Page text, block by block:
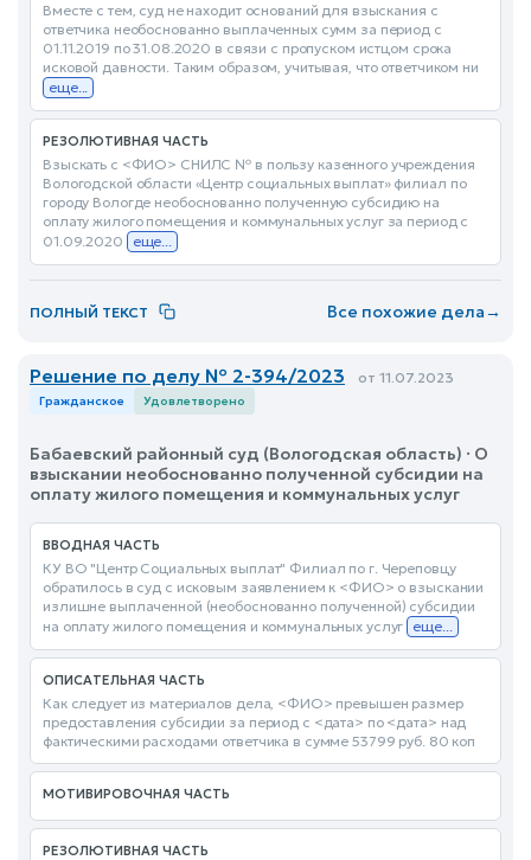
Вместе с тем, суд не находит оснований для взыскания с
ответчика необоснованно выплаченных сумм за период с
01.11.2019 по 31.08.2020 в связи с пропуском истцом срока
исковой давности. Таким образом, учитывая, что ответчиком ни
еще...
РЕЗОЛЮТИВНАЯ ЧАСТЬ
Взыскать с <ФИО> СНИЛС № в пользу казенного учреждения
Вологодской области «Центр социальных выплат» филиал по
городу Вологде необоснованно полученную субсидию на
оплату жилого помещения и коммунальных услуг за период с
01.09.2020
еще...
ПОЛНЫЙ ТЕКСТ Все похожие дела→
Решение по делу № 2-394/2023 от 11.07.2023
Гражданское Удовлетворено
Бабаевский районный суд (Вологодская область) · О
взыскании необоснованно полученной субсидии на
оплату жилого помещения и коммунальных услуг
ВВОДНАЯ ЧАСТЬ
КУ ВО "Центр Социальных выплат" Филиал по г. Череповцу
обратилось в суд с исковым заявлением к <ФИО> о взыскании
излишне выплаченной (необоснованно полученной) субсидии
на оплату жилого помещения и коммунальных услуг еще...
ОПИСАТЕЛЬНАЯ ЧАСТЬ
Как следует из материалов дела, <ФИО> превышен размер
предоставления субсидии за период с <дата> по <дата> над
фактическими расходами ответчика в сумме 53799 руб. 80 коп
МОТИВИРОВОЧНАЯ ЧАСТЬ
РЕЗОЛЮТИВНАЯ ЧАСТЬ